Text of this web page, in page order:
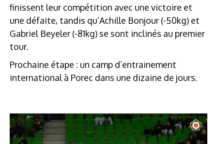
finissent leur compétition avec une victoire et
une défaite, tandis qu’Achille Bonjour (-50kg) et
Gabriel Beyeler (-81kg) se sont inclinés au premier
tour.
Prochaine étape : un camp d’entrainement
international à Porec dans une dizaine de jours.